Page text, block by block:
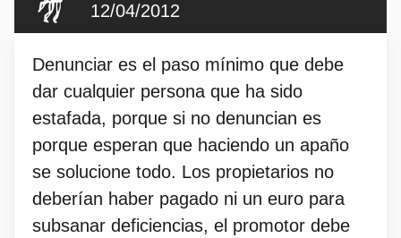
12/04/2012
Denunciar es el paso mínimo que debe
dar cualquier persona que ha sido
estafada, porque si no denuncian es
porque esperan que haciendo un apaño
se solucione todo. Los propietarios no
deberían haber pagado ni un euro para
subsanar deficiencias, el promotor debe